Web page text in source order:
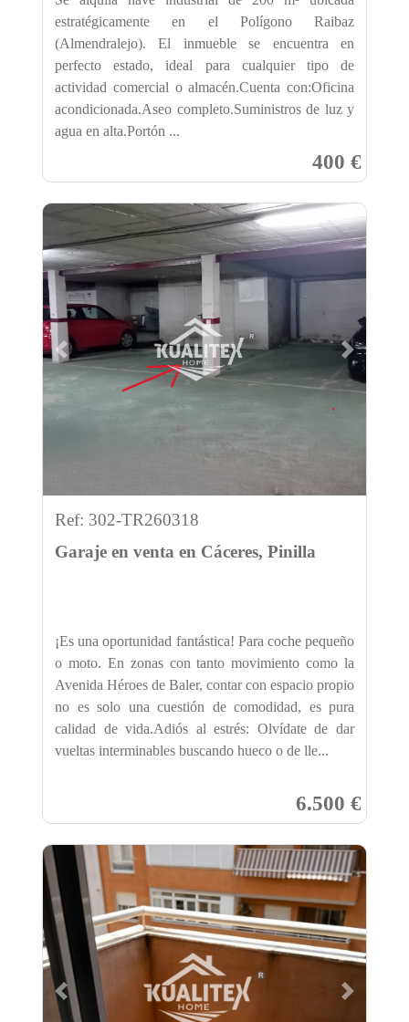
estratégicamente en el Polígono Raibaz
(Almendralejo). El inmueble se encuentra en
perfecto estado, ideal para cualquier tipo de
actividad comercial o almacén.Cuenta con:Oficina
acondicionada.Aseo completo.Suministros de luz y
agua en alta.Portón ...
400 €
Previous Next
Ref: 302-TR260318
Garaje en venta en Cáceres, Pinilla
¡Es una oportunidad fantástica! Para coche pequeño
o moto. En zonas con tanto movimiento como la
Avenida Héroes de Baler, contar con espacio propio
no es solo una cuestión de comodidad, es pura
calidad de vida.Adiós al estrés: Olvídate de dar
vueltas interminables buscando hueco o de lle...
6.500 €
Previous Next